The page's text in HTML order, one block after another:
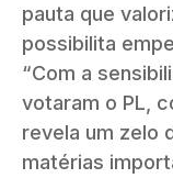
pauta que
possibilita
“Com a
votaram o PL,
revela um zelo
matérias